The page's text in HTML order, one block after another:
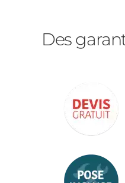
Des